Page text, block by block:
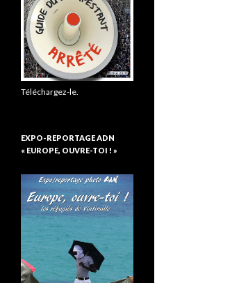
Téléchargez-le.
EXPO-REPORTAGE ADN
« EUROPE, OUVRE-TOI ! »